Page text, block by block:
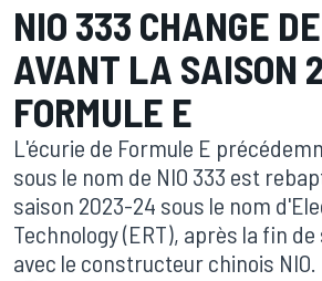
NIO 333 CHANGE
AVANT LA SAISON
FORMULE E
L'écurie de Formule E
sous le nom de NIO 333 est
saison 2023-24 sous le nom
Technology (ERT), après la fin
avec le constructeur chinois NIO.